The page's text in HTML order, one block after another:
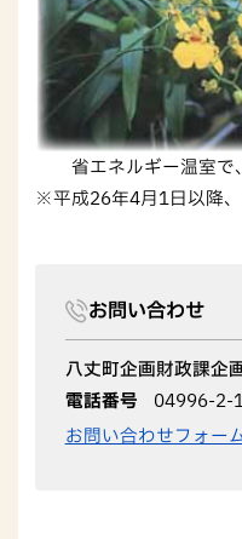
省エネルギー温室
※平成26年4月1日以降
お問い合わせ
八丈町企画財政課企
電話番号
04996-2-
お問い合わせフォー